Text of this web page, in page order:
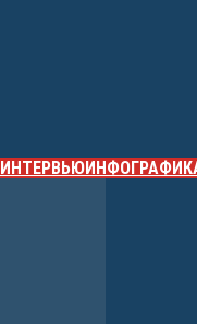
ИНТЕРВЬЮ